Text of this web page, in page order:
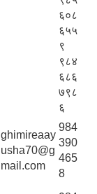
६०८
६५५
९
९८४
६८६
७९८
६
ghimireaay
usha70@g
mail.com
984
390
465
8